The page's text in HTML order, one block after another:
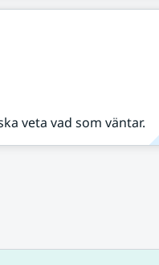
veta vad som väntar.